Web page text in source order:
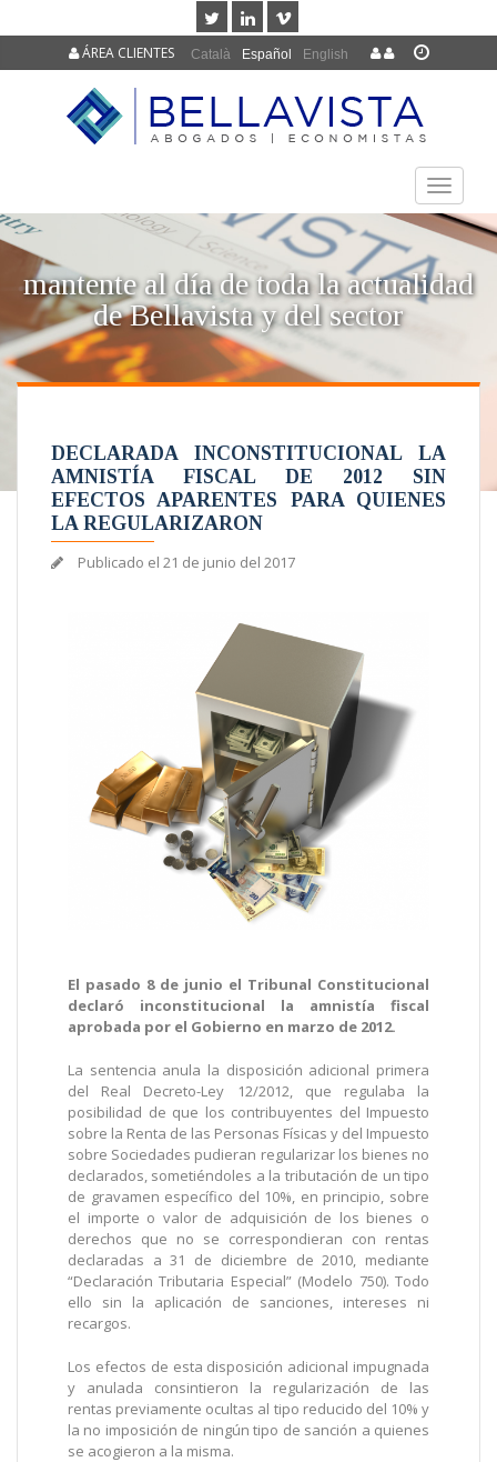
Català Español English
ÁREA CLIENTES
TOGGLE
mantente al día de toda la actualidad
de Bellavista y del sector
DECLARADA INCONSTITUCIONAL LA
AMNISTÍA FISCAL DE 2012 SIN
EFECTOS APARENTES PARA QUIENES
LA REGULARIZARON
Publicado el 21 de junio del 2017
El pasado 8 de junio el Tribunal Constitucional
declaró inconstitucional la amnistía fiscal
aprobada por el Gobierno en marzo de 2012.
La sentencia anula la disposición adicional primera
del Real Decreto-Ley 12/2012, que regulaba la
posibilidad de que los contribuyentes del Impuesto
sobre la Renta de las Personas Físicas y del Impuesto
sobre Sociedades pudieran regularizar los bienes no
declarados, sometiéndoles a la tributación de un tipo
de gravamen específico del 10%, en principio, sobre
el importe o valor de adquisición de los bienes o
derechos que no se correspondieran con rentas
declaradas a 31 de diciembre de 2010, mediante
“Declaración Tributaria Especial” (Modelo 750). Todo
ello sin la aplicación de sanciones, intereses ni
recargos.
Los efectos de esta disposición adicional impugnada
y anulada consintieron la regularización de las
rentas previamente ocultas al tipo reducido del 10% y
la no imposición de ningún tipo de sanción a quienes
se acogieron a la misma.